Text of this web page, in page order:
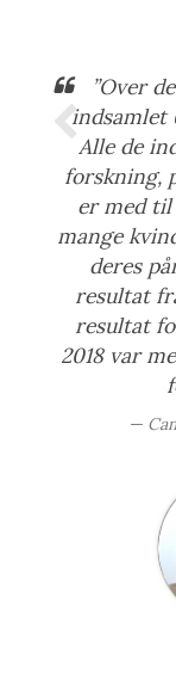
”Over
indsamlet
Alle de
forskning,
er med
mange
deres
resultat
resultat
2018 var